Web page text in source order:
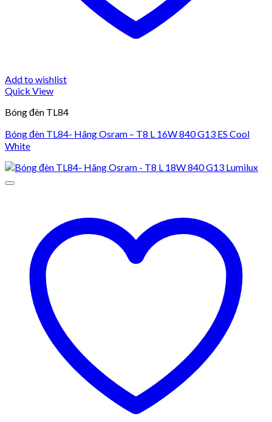
Add to wishlist
Quick View
Bóng đèn TL84
Bóng đèn TL84- Hãng Osram – T8 L 16W 840 G13 ES Cool
White